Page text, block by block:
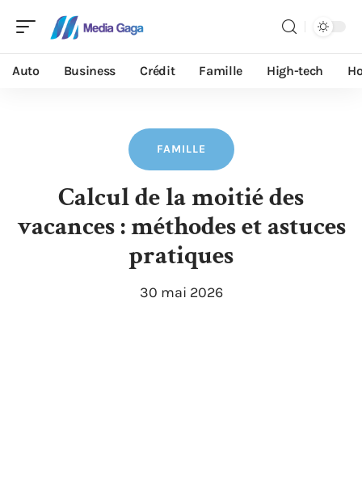
Auto Business Crédit Famille High-tech
FAMILLE
Calcul de la moitié des
vacances : méthodes et astuces
pratiques
30 mai 2026